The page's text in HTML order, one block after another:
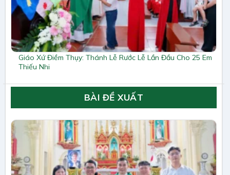
Giáo Xứ Điềm Thụy: Thánh Lễ Rước Lễ Lần Đầu Cho 25 Em
Thiếu Nhi
BÀI ĐỀ XUẤT